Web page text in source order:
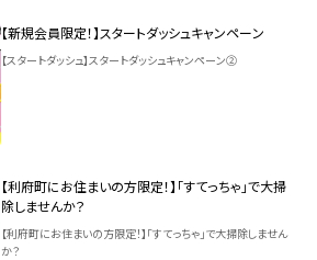
【新規会員限定！】スタートダッシュキャンペーン
【スタートダッシュ】スタートダッシュキャンペーン②
【利府町にお住まいの方限定！】「すてっちゃ」で大掃
除しませんか？
【利府町にお住まいの方限定！】「すてっちゃ」で大掃除しません
か？